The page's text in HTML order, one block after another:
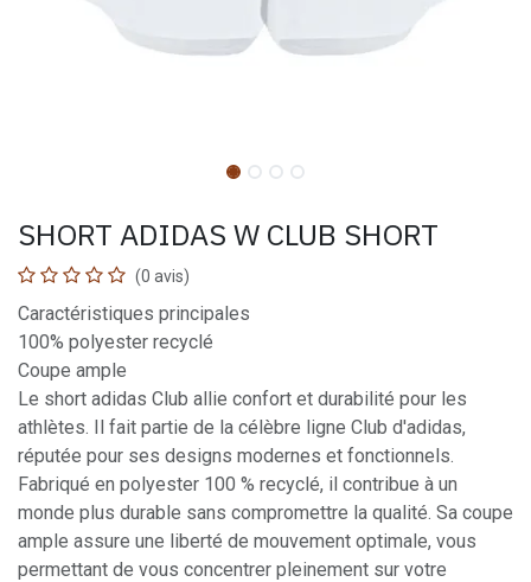
SHORT ADIDAS W CLUB SHORT
(0 avis)
Caractéristiques principales
100% polyester recyclé
Coupe ample
Le short adidas Club allie confort et durabilité pour les
athlètes. Il fait partie de la célèbre ligne Club d'adidas,
réputée pour ses designs modernes et fonctionnels.
Fabriqué en polyester 100 % recyclé, il contribue à un
monde plus durable sans compromettre la qualité. Sa coupe
ample assure une liberté de mouvement optimale, vous
permettant de vous concentrer pleinement sur votre